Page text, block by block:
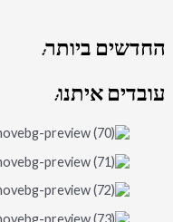
החדשיםביותר:
עובדיםאיתנו: